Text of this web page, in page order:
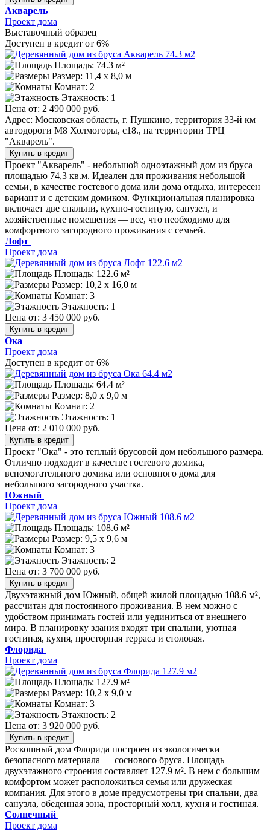
Акварель
Проект дома
Выставочный образец
Доступен в кредит от 6%
Площадь: 74.3 м²
Размер: 11,4 х 8,0 м
Комнат: 2
Этажность: 1
Цена от: 2 490 000 руб.
Адрес: Московская область, г. Пушкино, территория 33-й км
автодороги М8 Холмогоры, с18., на территории ТРЦ
"Акварель".
Купить в кредит
Проект "Акварель" - небольшой одноэтажный дом из бруса
площадью 74,3 кв.м. Идеален для проживания небольшой
семьи, в качестве гостевого дома или дома отдыха, интересен
вариант и с детским домиком. Функциональная планировка
включает две спальни, кухню-гостиную, санузел, и
хозяйственные помещения — все, что необходимо для
комфортного загородного проживания с семьей.
Лофт
Проект дома
Площадь: 122.6 м²
Размер: 10,2 х 16,0 м
Комнат: 3
Этажность: 1
Цена от: 3 450 000 руб.
Купить в кредит
Ока
Проект дома
Доступен в кредит от 6%
Площадь: 64.4 м²
Размер: 8,0 х 9,0 м
Комнат: 2
Этажность: 1
Цена от: 2 010 000 руб.
Купить в кредит
Проект "Ока" - это теплый брусовой дом небольшого размера.
Отлично подходит в качестве гостевого домика,
вспомогательного домика или основного дома для
небольшого загородного участка.
Южный
Проект дома
Площадь: 108.6 м²
Размер: 9,5 х 9,6 м
Комнат: 3
Этажность: 2
Цена от: 3 700 000 руб.
Купить в кредит
Двухэтажный дом Южный, общей жилой площадью 108.6 м²,
рассчитан для постоянного проживания. В нем можно с
удобством принимать гостей или уединиться от внешнего
мира. В планировку здания входят три спальни, уютная
гостиная, кухня, просторная терраса и столовая.
Флорида
Проект дома
Площадь: 127.9 м²
Размер: 10,2 х 9,0 м
Комнат: 3
Этажность: 2
Цена от: 3 920 000 руб.
Купить в кредит
Роскошный дом Флорида построен из экологически
безопасного материала — соснового бруса. Площадь
двухэтажного строения составляет 127.9 м². В нем с большим
комфортом может расположиться семья или дружеская
компания. Для этого в доме предусмотрены три спальни, два
санузла, обеденная зона, просторный холл, кухня и гостиная.
Солнечный
Проект дома